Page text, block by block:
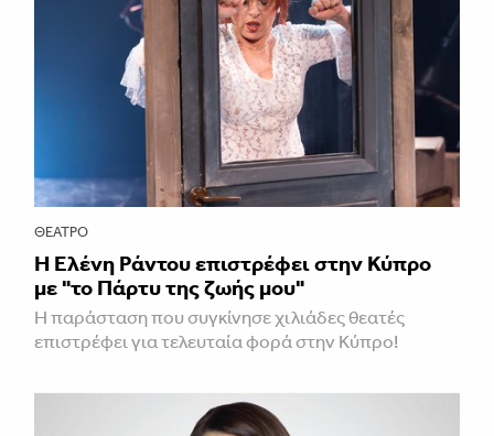
ΘΈΑΤΡΟ
H Ελένη Ράντου επιστρέφει στην Κύπρο
με "το Πάρτυ της ζωής μου"
Η παράσταση που συγκίνησε χιλιάδες θεατές
επιστρέφει για τελευταία φορά στην Κύπρο!